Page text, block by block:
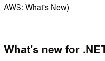
AWS: What's New)
What's new for